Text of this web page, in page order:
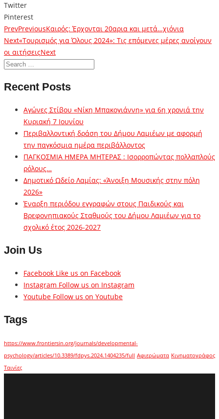
Twitter
Pinterest
PrevPreviousΚαιρός: Έρχονται 20αρια και μετά…χιόνια
Next«Τουρισμός για Όλους 2024»: Τις επόμενες μέρες ανοίγουν
οι αιτήσειςNext
Recent Posts
Αγώνες Στίβου «Νίκη Μπακογιάννη» για 6η χρονιά την
Κυριακή 7 Ιουνίου
Περιβαλλοντική δράση του Δήμου Λαμιέων με αφορμή
την παγκόσμια ημέρα περιβάλλοντος
ΠΑΓΚΟΣΜΙΑ ΗΜΕΡΑ ΜΗΤΕΡΑΣ : Ισορροπώντας πολλαπλούς
ρόλους…
Δημοτικό Ωδείο Λαμίας: «Άνοιξη Μουσικής στην πόλη
2026»
Έναρξη περιόδου εγγραφών στους Παιδικούς και
Βρεφονηπιακούς Σταθμούς του Δήμου Λαμιέων για το
σχολικό έτος 2026-2027
Join Us
Facebook Like us on Facebook
Instagram Follow us on Instagram
Youtube Follow us on Youtube
Tags
https://www.frontiersin.org/journals/developmental-
psychology/articles/10.3389/fdpys.2024.1404235/full Αφιερώματα Κινηματογράφος
Ταινίες